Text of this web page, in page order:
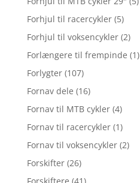
Forhjul til racercykler (5)
Forhjul til voksencykler (2)
Forlængere til frempinde (1)
Forlygter (107)
Fornav dele (16)
Fornav til MTB cykler (4)
Fornav til racercykler (1)
Fornav til voksencykler (2)
Forskifter (26)